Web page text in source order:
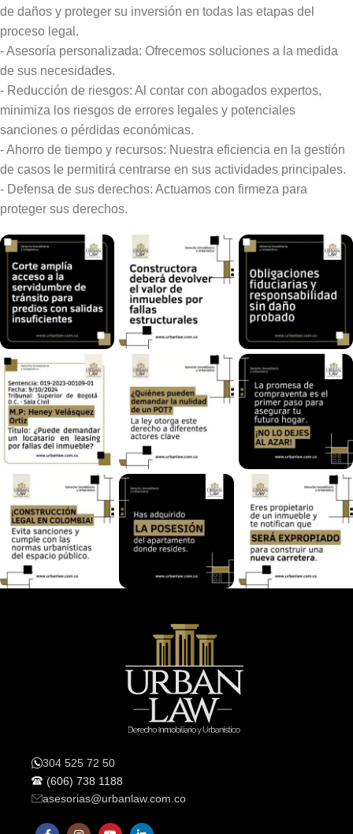
de daños y proteger su inversión en todas las etapas del
proceso legal.
- Asesoría personalizada: Ofrecemos soluciones a la medida
de sus necesidades.
- Reducción de riesgos: Al contar con abogados expertos,
minimiza los riesgos de errores legales y potenciales
sanciones o pérdidas económicas.
- Ahorro de tiempo y recursos: Nuestra eficiencia en la gestión
de casos le permitirá centrarse en sus actividades principales.
- Defensa de sus derechos: Actuamos con firmeza para
proteger sus derechos.
304 525 72 50
(606) 738 1188
asesorias@urbanlaw.com.co